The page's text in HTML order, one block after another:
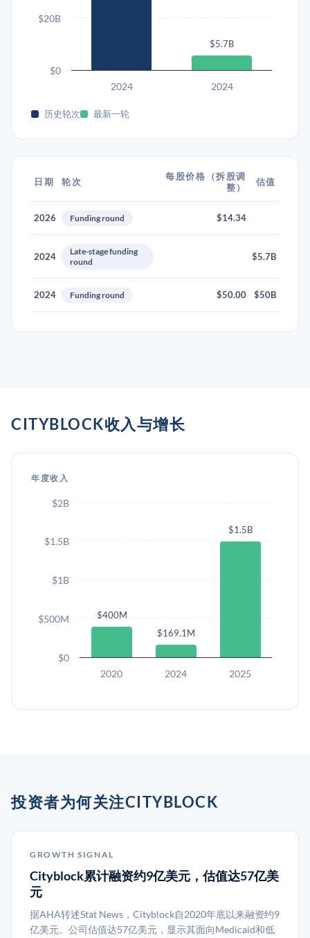
$5.7B
2024 2024
$0
$20B
历史轮次 最新一轮
日期 轮次
每股价格（拆股调
整）
估值
2026 Funding round $14.34
2024
Late-stage funding
round
$5.7B
2024 Funding round $50.00 $50B
CITYBLOCK收入与增长
年度收入
$400M
$169.1M
$1.5B
2020 2024 2025
$0
$500M
$1B
$1.5B
$2B
投资者为何关注CITYBLOCK
GROWTH SIGNAL
Cityblock累计融资约9亿美元，估值达57亿美
元
据AHA转述Stat News，Cityblock自2020年底以来融资约9
亿美元。公司估值达57亿美元，显示其面向Medicaid和低